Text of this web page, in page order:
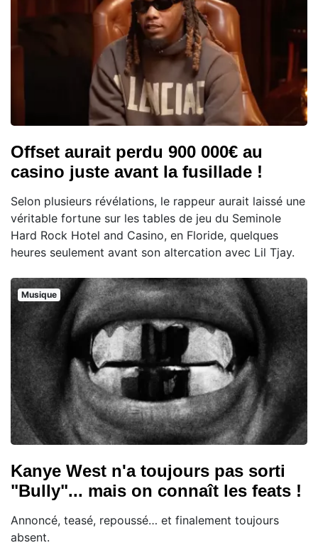
Offset aurait perdu 900 000€ au
casino juste avant la fusillade !
Selon plusieurs révélations, le rappeur aurait laissé une
véritable fortune sur les tables de jeu du Seminole
Hard Rock Hotel and Casino, en Floride, quelques
heures seulement avant son altercation avec Lil Tjay.
Musique
Kanye West n'a toujours pas sorti
"Bully"... mais on connaît les feats !
Annoncé, teasé, repoussé… et finalement toujours
absent.